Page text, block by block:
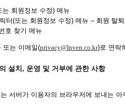
회원정보 수정) 메뉴
터(또는 회원정보 수정) 메뉴 – 회원 탈퇴
호 찾기 메뉴
또는 이메일(privacy@Inven.co.kr)로 연락
설치, 운영 및 거부에 관한 사항
서버가 이용자의 브라우저에 보내는